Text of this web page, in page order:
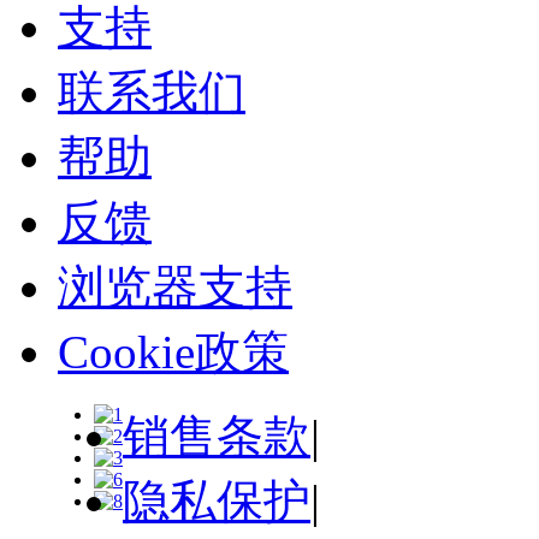
支持
联系我们
帮助
反馈
浏览器支持
Cookie政策
销售条款|
隐私保护|